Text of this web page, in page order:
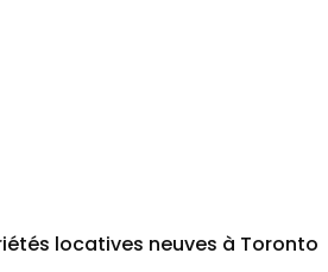
locatives neuves à Toronto